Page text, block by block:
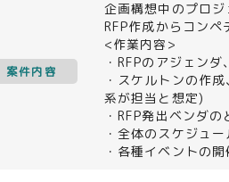
案件内容
企画構想中のプロ
RFP作成からコン
<作業内容>
・RFPのアジェン
・スケルトンの作
系が担当と想定)
・RFP発出ベンダの
・全体のスケジュ
・各種イベントの